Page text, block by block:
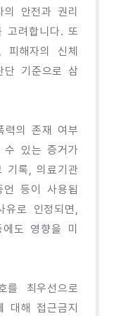
안전과 권리
고려합니다. 또
해자의 신체
기준으로 삼
력의 존재 여부
있는 증거가
기록, 의료기관
등이 사용됩
로 인정되면,
도 영향을 미
를 최우선으로
대해 접근금지